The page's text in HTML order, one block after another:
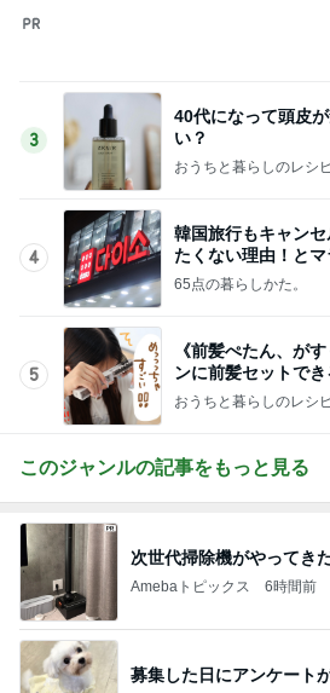
次世代掃除機がやってきた
Amebaトピックス 6時間前
募集した日にアンケートが
Amebaトピックス 2日前
荷物を見て苛立ちをぶつ
Amebaトピックス 1日前
Amebaトピックス 1日前
細川直美 綺麗な色で目に
Amebaトピックス 2日前